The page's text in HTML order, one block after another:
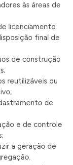
às áreas de
licenciamento
final de
de construção
reutilizáveis ou
de
e de controle
a geração de